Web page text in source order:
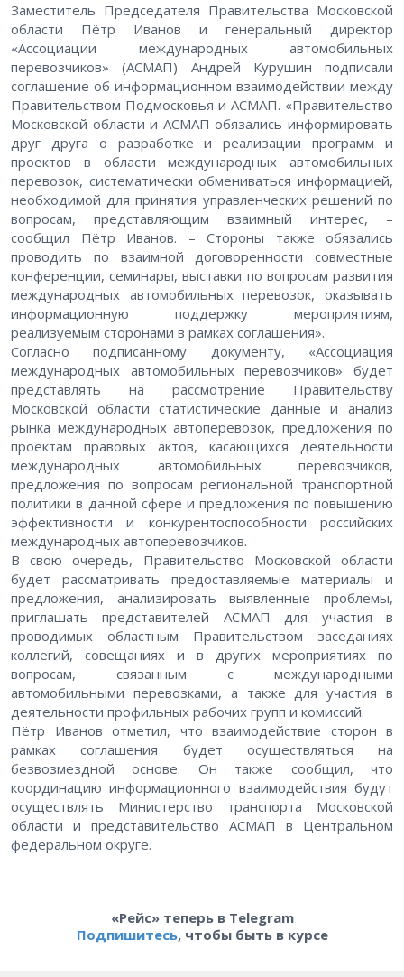
Заместитель Председателя Правительства Московской
области Пётр Иванов и генеральный директор
«Ассоциации международных автомобильных
перевозчиков» (АСМАП) Андрей Курушин подписали
соглашение об информационном взаимодействии между
Правительством Подмосковья и АСМАП. «Правительство
Московской области и АСМАП обязались информировать
друг друга о разработке и реализации программ и
проектов в области международных автомобильных
перевозок, систематически обмениваться информацией,
необходимой для принятия управленческих решений по
вопросам, представляющим взаимный интерес, –
сообщил Пётр Иванов. – Стороны также обязались
проводить по взаимной договоренности совместные
конференции, семинары, выставки по вопросам развития
международных автомобильных перевозок, оказывать
информационную поддержку мероприятиям,
реализуемым сторонами в рамках соглашения».
Согласно подписанному документу, «Ассоциация
международных автомобильных перевозчиков» будет
представлять на рассмотрение Правительству
Московской области статистические данные и анализ
рынка международных автоперевозок, предложения по
проектам правовых актов, касающихся деятельности
международных автомобильных перевозчиков,
предложения по вопросам региональной транспортной
политики в данной сфере и предложения по повышению
эффективности и конкурентоспособности российских
международных автоперевозчиков.
В свою очередь, Правительство Московской области
будет рассматривать предоставляемые материалы и
предложения, анализировать выявленные проблемы,
приглашать представителей АСМАП для участия в
проводимых областным Правительством заседаниях
коллегий, совещаниях и в других мероприятиях по
вопросам, связанным с международными
автомобильными перевозками, а также для участия в
деятельности профильных рабочих групп и комиссий.
Пётр Иванов отметил, что взаимодействие сторон в
рамках соглашения будет осуществляться на
безвозмездной основе. Он также сообщил, что
координацию информационного взаимодействия будут
осуществлять Министерство транспорта Московской
области и представительство АСМАП в Центральном
федеральном округе.
«Рейс» теперь в Telegram
Подпишитесь, чтобы быть в курсе